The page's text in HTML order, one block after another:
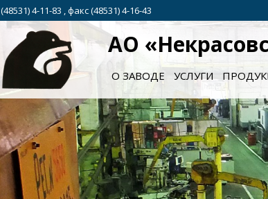
(48531) 4-11-83 , факс (48531) 4-16-43
АО
О ЗАВОДЕ УСЛУГИ